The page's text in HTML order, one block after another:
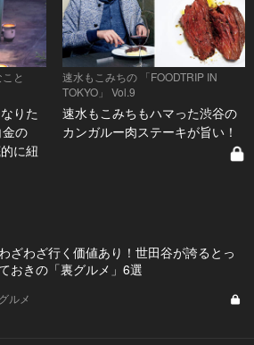
と
りた
の
に紐
速水もこみちの 「FOODTRIP IN
TOKYO」 Vol.9
速水もこみちもハマった渋谷の
カンガルー肉ステーキが旨い！
ざわざ行く価値あり！世田谷が誇るとっ
ておきの「裏グルメ」6選
グルメ